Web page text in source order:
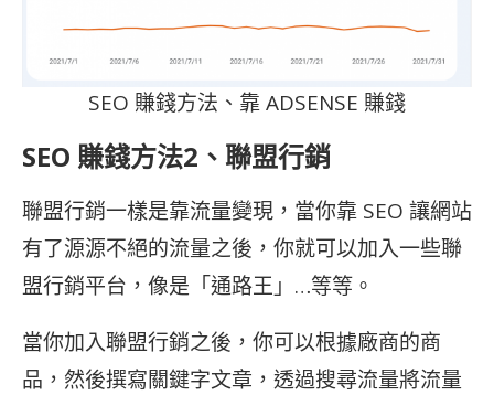
SEO 賺錢方法、靠 ADSENSE 賺錢
SEO 賺錢方法2、聯盟行銷
聯盟行銷一樣是靠流量變現，當你靠 SEO 讓網站
有了源源不絕的流量之後，你就可以加入一些聯
盟行銷平台，像是「通路王」…等等。
當你加入聯盟行銷之後，你可以根據廠商的商
品，然後撰寫關鍵字文章，透過搜尋流量將流量